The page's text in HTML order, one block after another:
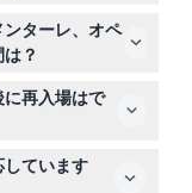
オンライン予約
能です。
ターレ、オペ
？
館しており、カ
デル・ドゥオー
最終入場は閉
のでご予約時
再入場はで
んので、チケッ
を立ててくださ
ています